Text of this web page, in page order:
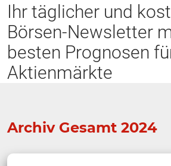
Ihr täglicher und
Börsen-Newsletter
besten Prognosen
Aktienmärkte
Archiv Gesamt 2024